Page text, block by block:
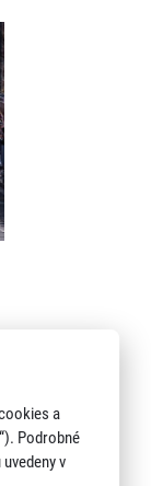
dosavadní
a
Podrobné
v